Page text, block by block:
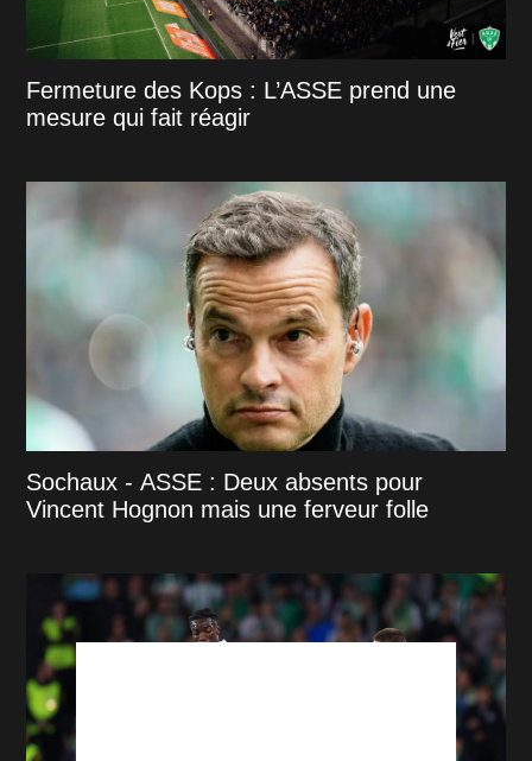
Fermeture des Kops : L’ASSE prend une
mesure qui fait réagir
Sochaux - ASSE : Deux absents pour
Vincent Hognon mais une ferveur folle